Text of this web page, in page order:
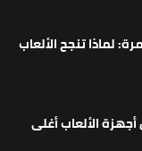
لماذا تنجح الألعاب
الألعاب أغلى